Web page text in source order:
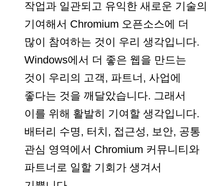
작업과 일관되고 유익한 새로운 기술의
기여해서 Chromium 오픈소스에 더
많이 참여하는 것이 우리 생각입니다.
Windows에서 더 좋은 웹을 만드는
것이 우리의 고객, 파트너, 사업에
좋다는 것을 깨달았습니다. 그래서
이를 위해 활발히 기여할 생각입니다.
배터리 수명, 터치, 접근성, 보안, 공통
관심 영역에서 Chromium 커뮤니티와
파트너로 일할 기회가 생겨서